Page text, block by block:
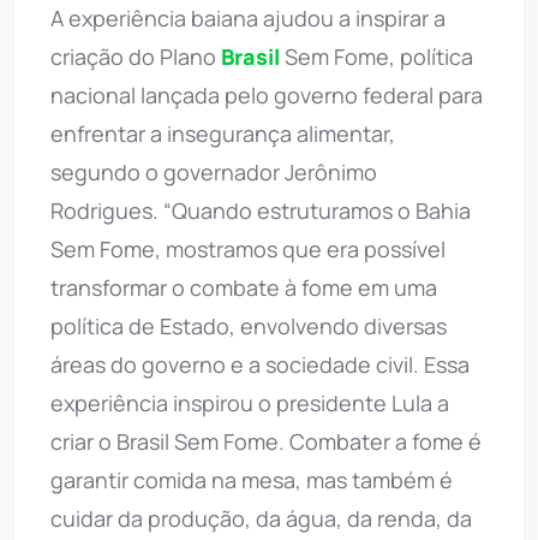
A experiência baiana ajudou a inspirar a
criação do Plano Brasil Sem Fome, política
nacional lançada pelo governo federal para
enfrentar a insegurança alimentar,
segundo o governador Jerônimo
Rodrigues. “Quando estruturamos o Bahia
Sem Fome, mostramos que era possível
transformar o combate à fome em uma
política de Estado, envolvendo diversas
áreas do governo e a sociedade civil. Essa
experiência inspirou o presidente Lula a
criar o Brasil Sem Fome. Combater a fome é
garantir comida na mesa, mas também é
cuidar da produção, da água, da renda, da